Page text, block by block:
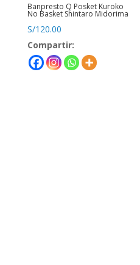
Banpresto Q Posket Kuroko
No Basket Shintaro Midorima
S/120.00
Compartir: